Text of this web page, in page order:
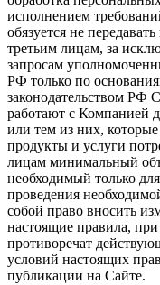
исполнением
обязуется не
третьим лицам, за
запросам
РФ только по
законодательством РФ
работают с Компанией
или тем из них,
продукты и услуги
лицам минимальный
необходимый только
проведения
собой право вносить
настоящие правила,
противоречат
условий настоящих
публикации на Сайте.